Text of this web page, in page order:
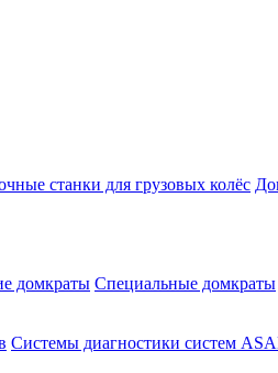
станки для грузовых колёс
домкраты Специальные домкраты
Системы диагностики систем